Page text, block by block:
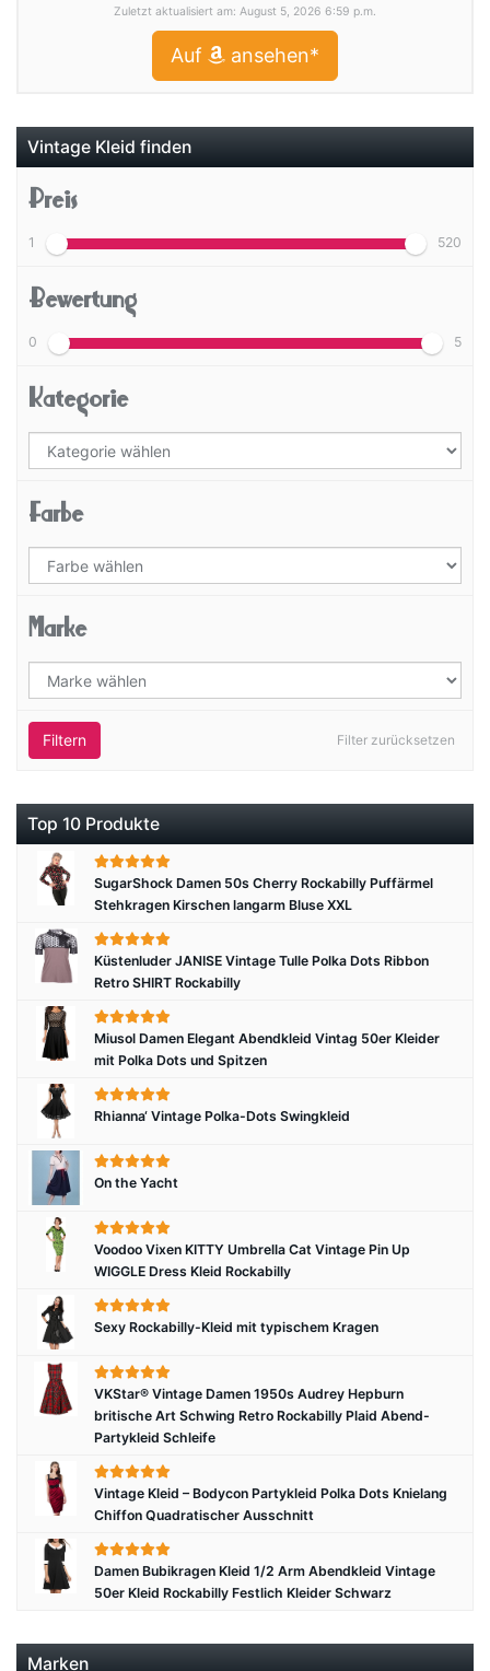
Zuletzt aktualisiert am: August 5, 2026 6:59 p.m.
Auf ansehen*
Vintage Kleid finden
Preis
1 520
Bewertung
0 5
Kategorie
Farbe
Marke
Filter zurücksetzen
Filtern
Top 10 Produkte
SugarShock Damen 50s Cherry Rockabilly Puffärmel
Stehkragen Kirschen langarm Bluse XXL
Küstenluder JANISE Vintage Tulle Polka Dots Ribbon
Retro SHIRT Rockabilly
Miusol Damen Elegant Abendkleid Vintag 50er Kleider
mit Polka Dots und Spitzen
Rhianna‘ Vintage Polka-Dots Swingkleid
On the Yacht
Voodoo Vixen KITTY Umbrella Cat Vintage Pin Up
WIGGLE Dress Kleid Rockabilly
Sexy Rockabilly-Kleid mit typischem Kragen
VKStar® Vintage Damen 1950s Audrey Hepburn
britische Art Schwing Retro Rockabilly Plaid Abend-
Partykleid Schleife
Vintage Kleid – Bodycon Partykleid Polka Dots Knielang
Chiffon Quadratischer Ausschnitt
Damen Bubikragen Kleid 1/2 Arm Abendkleid Vintage
50er Kleid Rockabilly Festlich Kleider Schwarz
Marken